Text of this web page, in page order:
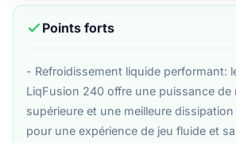
Points forts
- Refroidissement liquide performant:
LiqFusion 240 offre une puissance de
supérieure et une meilleure
pour une expérience de jeu fluide et